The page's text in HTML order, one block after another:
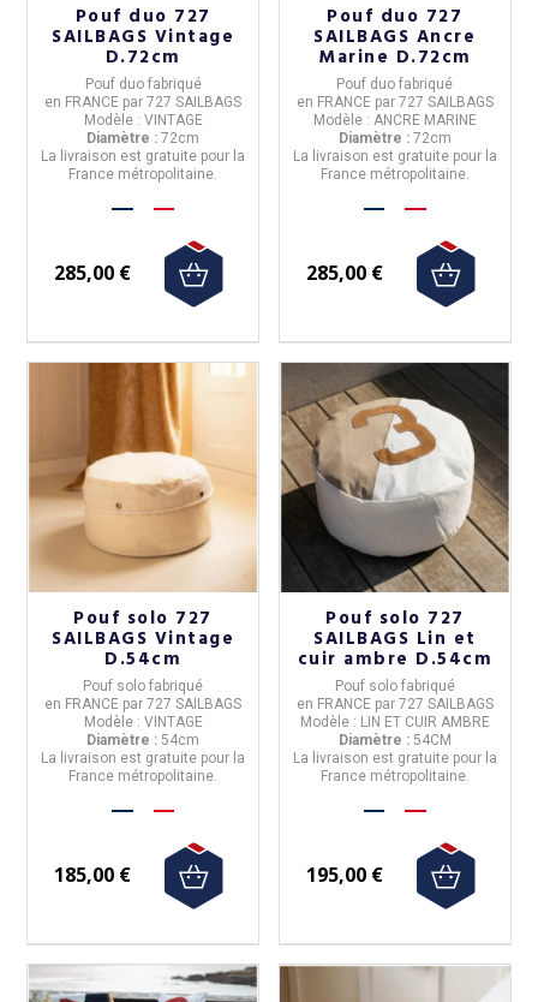
Pouf duo 727
SAILBAGS Vintage
D.72cm
Pouf duo fabriqué
en FRANCE par727 SAILBAGS
Modèle : VINTAGE
Diamètre :72cm
La livraison est gratuite pour la
France métropolitaine.
285,00 €
Pouf duo 727
SAILBAGS Ancre
Marine D.72cm
Pouf duofabriqué
en FRANCE par 727 SAILBAGS
Modèle : ANCRE MARINE
Diamètre : 72cm
La livraison est gratuite pour la
France métropolitaine.
285,00 €
Pouf solo 727
SAILBAGS Vintage
D.54cm
Pouf solofabriqué
en FRANCE par727 SAILBAGS
Modèle : VINTAGE
Diamètre : 54cm
La livraison est gratuite pour la
France métropolitaine.
185,00 €
Pouf solo 727
SAILBAGS Lin et
cuir ambre D.54cm
Pouf solo fabriqué
en FRANCE par 727 SAILBAGS
Modèle : LIN ET CUIR AMBRE
Diamètre : 54CM
La livraison est gratuite pour la
France métropolitaine.
195,00 €